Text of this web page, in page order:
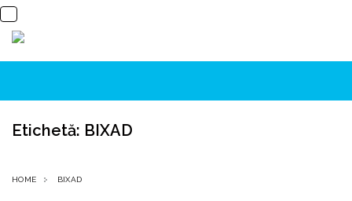
Etichetă: BIXAD
HOME BIXAD